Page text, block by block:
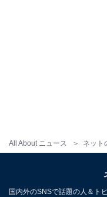
All About ニュース ネット
国内外のSNSで話題の人＆ト